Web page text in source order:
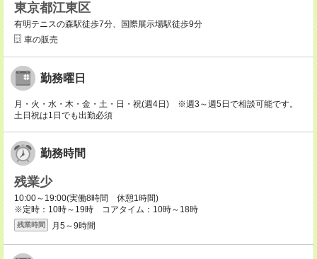
東京都江東区
有明テニスの森駅徒歩7分、国際展示場駅徒歩9分
車の販売
勤務曜日
月・火・水・木・金・土・日・祝(週4日) ※週3～週5日で相談可能です。
土日祝は1日でも出勤必須
勤務時間
残業少
10:00～19:00(実働8時間 休憩1時間)
※定時：10時～19時 コアタイム：10時～18時
残業時間 月5～9時間